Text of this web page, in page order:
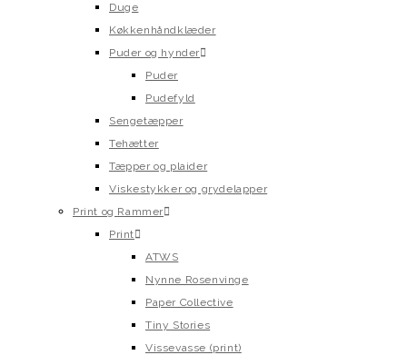
Duge
Køkkenhåndklæder
Puder og hynder
Puder
Pudefyld
Sengetæpper
Tehætter
Tæpper og plaider
Viskestykker og grydelapper
Print og Rammer
Print
ATWS
Nynne Rosenvinge
Paper Collective
Tiny Stories
Vissevasse (print)